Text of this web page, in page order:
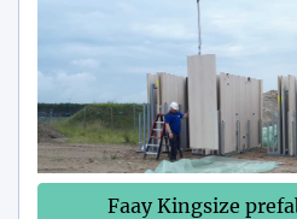
Faay Kingsize